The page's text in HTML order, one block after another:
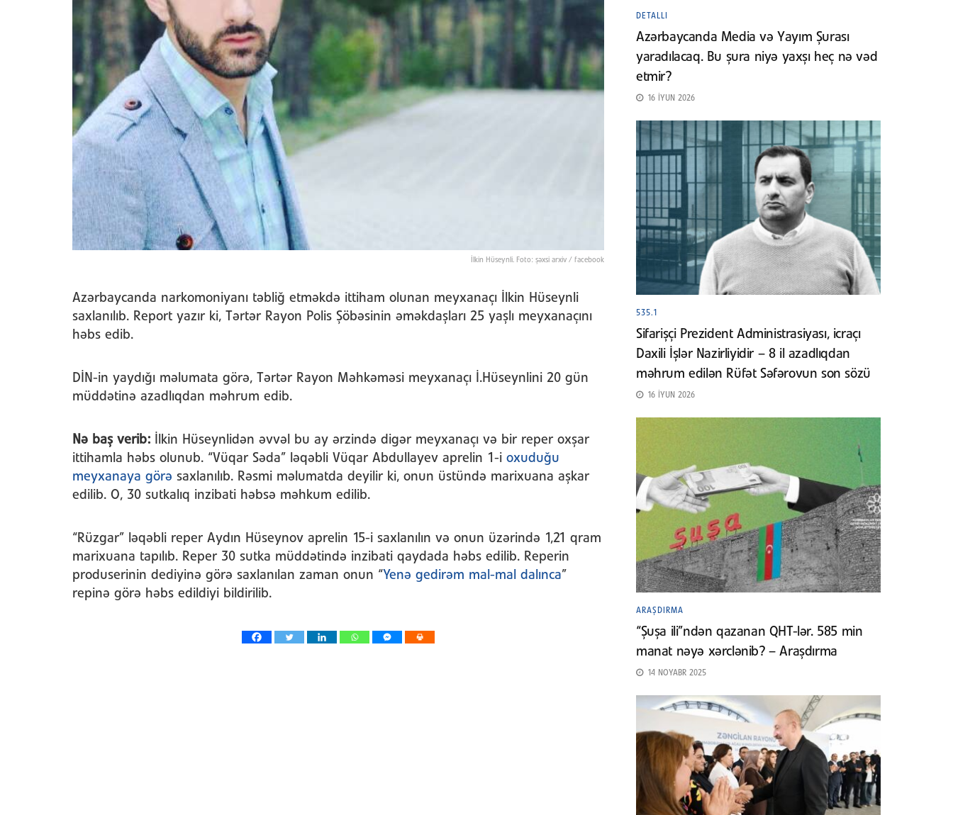
İlkin Hüseynli. Foto: şəxsi arxiv / facebook
Azərbaycanda narkomoniyanı təbliğ etməkdə ittiham olunan meyxanaçı İlkin Hüseynli
saxlanılıb. Report yazır ki, Tərtər Rayon Polis Şöbəsinin əməkdaşları 25 yaşlı meyxanaçını
həbs edib.
DİN-in yaydığı məlumata görə, Tərtər Rayon Məhkəməsi meyxanaçı İ.Hüseynlini 20 gün
müddətinə azadlıqdan məhrum edib.
Nə baş verib: İlkin Hüseynlidən əvvəl bu ay ərzində digər meyxanaçı və bir reper oxşar
ittihamla həbs olunub. “Vüqar Səda” ləqəbli Vüqar Abdullayev aprelin 1-i oxuduğu
meyxanaya görə saxlanılıb. Rəsmi məlumatda deyilir ki, onun üstündə marixuana aşkar
edilib. O, 30 sutkalıq inzibati həbsə məhkum edilib.
“Rüzgar” ləqəbli reper Aydın Hüseynov aprelin 15-i saxlanılın və onun üzərində 1,21 qram
marixuana tapılıb. Reper 30 sutka müddətində inzibati qaydada həbs edilib. Reperin
produserinin dediyinə görə saxlanılan zaman onun “Yenə gedirəm mal-mal dalınca”
repinə görə həbs edildiyi bildirilib.
DETALLI
Azərbaycanda Media və Yayım Şurası
yaradılacaq. Bu şura niyə yaxşı heç nə vəd
etmir?
16 İYUN 2026
535.1
Sifarişçi Prezident Administrasiyası, icraçı
Daxili İşlər Nazirliyidir – 8 il azadlıqdan
məhrum edilən Rüfət Səfərovun son sözü
16 İYUN 2026
ARAŞDIRMA
“Şuşa ili”ndən qazanan QHT-lər. 585 min
manat nəyə xərclənib? – Araşdırma
14 NOYABR 2025